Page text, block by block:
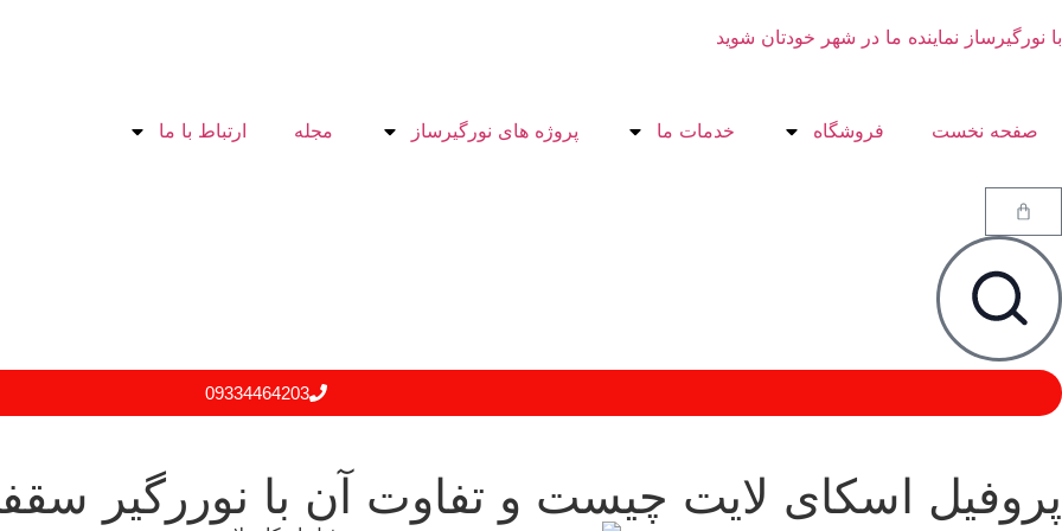
با نورگیرساز نماینده ما در شهر خودتان شوید
صفحه نخست فروشگاه خدمات ما پروژه های نورگیرساز مجله ارتباط با ما
09334464203
پروفیل اسکای لایت چیست و تفاوت آن با نوررگیر